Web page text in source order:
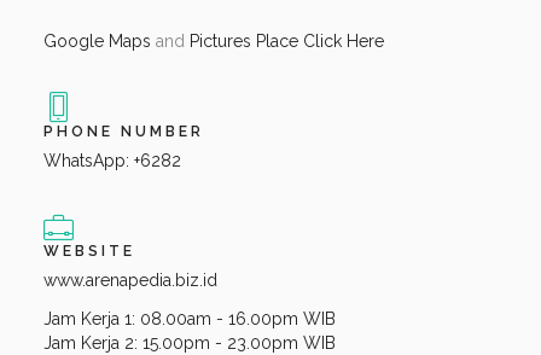
Google Maps and Pictures Place Click Here
PHONE NUMBER
WhatsApp: +6282
WEBSITE
www.arenapedia.biz.id
Jam Kerja 1: 08.00am - 16.00pm WIB
Jam Kerja 2: 15.00pm - 23.00pm WIB